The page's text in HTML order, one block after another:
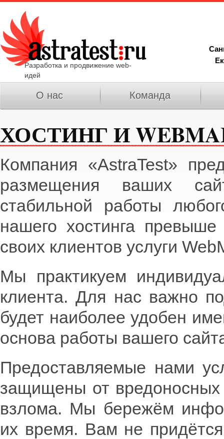
Разработка и продвижение web-
идей
О нас Команда
ХОСТИНГ И
Компания «AstraTest»
размещения ваших
стабильной работы
нашего хостинга
своих клиентов услуги
Мы практикуем
клиента. Для нас важно
будет наиболее удобен
основа работы вашего
Предоставляемые нами
защищены от вредоносных
взлома. Мы бережём
их время. Вам не придётся